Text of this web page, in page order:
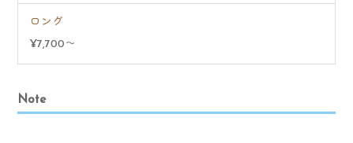
ロング
¥7,700～
Note